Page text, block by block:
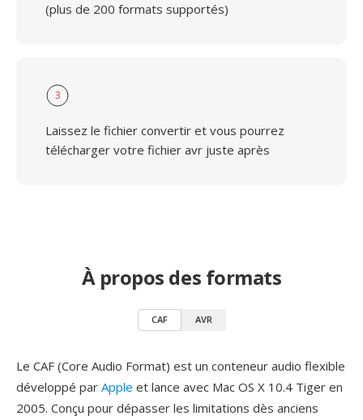
(plus de 200 formats supportés)
3
Laissez le fichier convertir et vous pourrez
télécharger votre fichier avr juste après
À propos des formats
CAF AVR
Le CAF (Core Audio Format) est un conteneur audio flexible
développé par Apple et lance avec Mac OS X 10.4 Tiger en
2005. Conçu pour dépasser les limitations dès anciens